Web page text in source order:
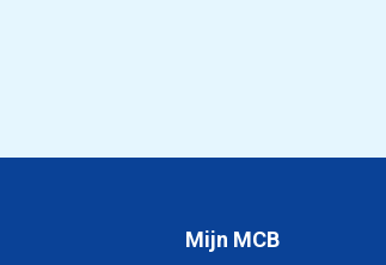
Mijn MCB